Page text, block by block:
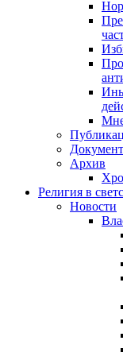
Архив
Религия в
Новости